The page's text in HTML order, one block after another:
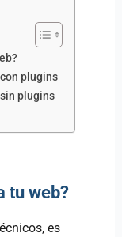
plugins
plugins
tu web?
es